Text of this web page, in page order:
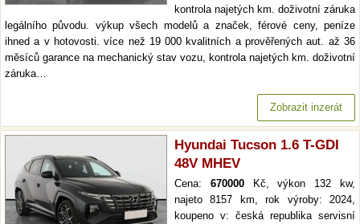
kontrola najetých km. doživotní záruka
legálního původu. výkup všech modelů a značek, férové ceny, peníze
ihned a v hotovosti. více než 19 000 kvalitních a prověřených aut. až 36
měsíců garance na mechanický stav vozu, kontrola najetých km. doživotní
záruka…
Zobrazit inzerát
Hyundai Tucson 1.6 T-GDI
48V MHEV
Cena: 670000Kč, výkon 132 kw,
najeto 8157 km, rok výroby: 2024,
koupeno v: česká republika servisní